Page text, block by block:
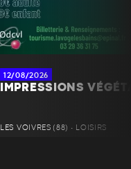
12/08/2026
IMPRESSIONS
LES VOIVRES (88) • LOISIRS